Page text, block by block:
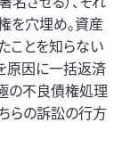
を穴埋め。資産
ことを知らない
原因に一括返済
の不良債権処理
らの訴訟の行方